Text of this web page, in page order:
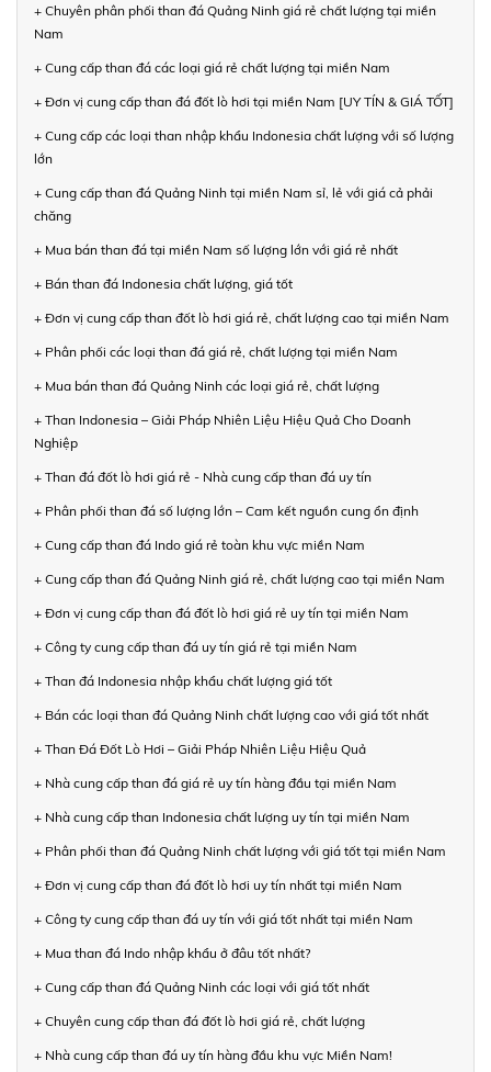
+ Chuyên phân phối than đá Quảng Ninh giá rẻ chất lượng tại miền
Nam
+ Cung cấp than đá các loại giá rẻ chất lượng tại miền Nam
+ Đơn vị cung cấp than đá đốt lò hơi tại miền Nam [UY TÍN & GIÁ TỐT]
+ Cung cấp các loại than nhập khẩu Indonesia chất lượng với số lượng
lớn
+ Cung cấp than đá Quảng Ninh tại miền Nam sỉ, lẻ với giá cả phải
chăng
+ Mua bán than đá tại miền Nam số lượng lớn với giá rẻ nhất
+ Bán than đá Indonesia chất lượng, giá tốt
+ Đơn vị cung cấp than đốt lò hơi giá rẻ, chất lượng cao tại miền Nam
+ Phân phối các loại than đá giá rẻ, chất lượng tại miền Nam
+ Mua bán than đá Quảng Ninh các loại giá rẻ, chất lượng
+ Than Indonesia – Giải Pháp Nhiên Liệu Hiệu Quả Cho Doanh
Nghiệp
+ Than đá đốt lò hơi giá rẻ - Nhà cung cấp than đá uy tín
+ Phân phối than đá số lượng lớn – Cam kết nguồn cung ổn định
+ Cung cấp than đá Indo giá rẻ toàn khu vực miền Nam
+ Cung cấp than đá Quảng Ninh giá rẻ, chất lượng cao tại miền Nam
+ Đơn vị cung cấp than đá đốt lò hơi giá rẻ uy tín tại miền Nam
+ Công ty cung cấp than đá uy tín giá rẻ tại miền Nam
+ Than đá Indonesia nhập khẩu chất lượng giá tốt
+ Bán các loại than đá Quảng Ninh chất lượng cao với giá tốt nhất
+ Than Đá Đốt Lò Hơi – Giải Pháp Nhiên Liệu Hiệu Quả
+ Nhà cung cấp than đá giá rẻ uy tín hàng đầu tại miền Nam
+ Nhà cung cấp than Indonesia chất lượng uy tín tại miền Nam
+ Phân phối than đá Quảng Ninh chất lượng với giá tốt tại miền Nam
+ Đơn vị cung cấp than đá đốt lò hơi uy tín nhất tại miền Nam
+ Công ty cung cấp than đá uy tín với giá tốt nhất tại miền Nam
+ Mua than đá Indo nhập khẩu ở đâu tốt nhất?
+ Cung cấp than đá Quảng Ninh các loại với giá tốt nhất
+ Chuyên cung cấp than đá đốt lò hơi giá rẻ, chất lượng
+ Nhà cung cấp than đá uy tín hàng đầu khu vực Miền Nam!